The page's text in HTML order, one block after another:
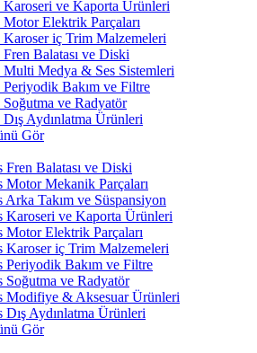
Karoseri ve Kaporta Ürünleri
Motor Elektrik Parçaları
Karoser iç Trim Malzemeleri
Balatası ve Diski
Multi Medya & Ses Sistemleri
Periyodik Bakım ve Filtre
Soğutma ve Radyatör
Aydınlatma Ürünleri
Gör
Fren Balatası ve Diski
Motor Mekanik Parçaları
Arka Takım ve Süspansiyon
Karoseri ve Kaporta Ürünleri
Motor Elektrik Parçaları
Karoser iç Trim Malzemeleri
Periyodik Bakım ve Filtre
Soğutma ve Radyatör
Modifiye & Aksesuar Ürünleri
Dış Aydınlatma Ürünleri
Gör